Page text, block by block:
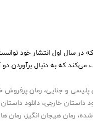
که به دنبال برآوردن دو
پلیسی و جنایی، رمان پرفروش
داستان خارجی، دانلود
شده، رمان هیجان انگیز، رمان